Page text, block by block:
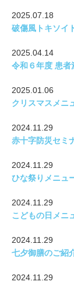
2025.07.18
破傷風トキソイ
2025.04.14
令和６年度 患者
2025.01.06
クリスマスメニ
2024.11.29
赤十字防災セミ
2024.11.29
ひな祭りメニュ
2024.11.29
こどもの日メニ
2024.11.29
七夕御膳のご紹
2024.11.29